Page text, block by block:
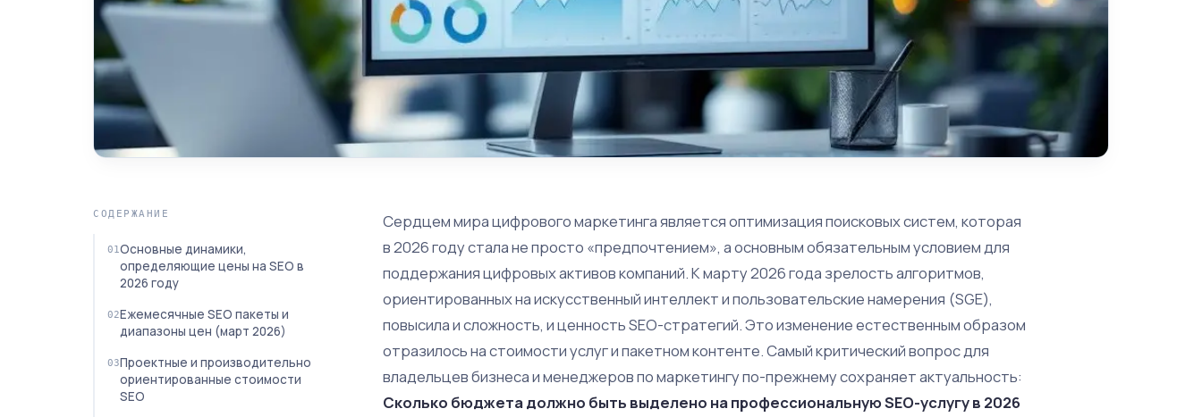
СОДЕРЖАНИЕ
Основные динамики,
определяющие цены на SEO в
2026 году
Ежемесячные SEO пакеты и
диапазоны цен (март 2026)
Проектные и производительно
ориентированные стоимости
SEO
Сердцем мира цифрового маркетинга является оптимизация поисковых систем, которая
в 2026 году стала не просто «предпочтением», а основным обязательным условием для
поддержания цифровых активов компаний. К марту 2026 года зрелость алгоритмов,
ориентированных на искусственный интеллект и пользовательские намерения (SGE),
повысила и сложность, и ценность SEO-стратегий. Это изменение естественным образом
отразилось на стоимости услуг и пакетном контенте. Самый критический вопрос для
владельцев бизнеса и менеджеров по маркетингу по-прежнему сохраняет актуальность:
Сколько бюджета должно быть выделено на профессиональную SEO-услугу в 2026